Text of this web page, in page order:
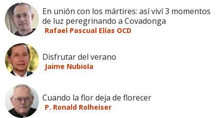
En unión con los mártires: así viví 3 momentos
de luz peregrinando a Covadonga
Rafael Pascual Elías OCD
Disfrutar del verano
Jaime Nubiola
Cuando la flor deja de florecer
P. Ronald Rolheiser